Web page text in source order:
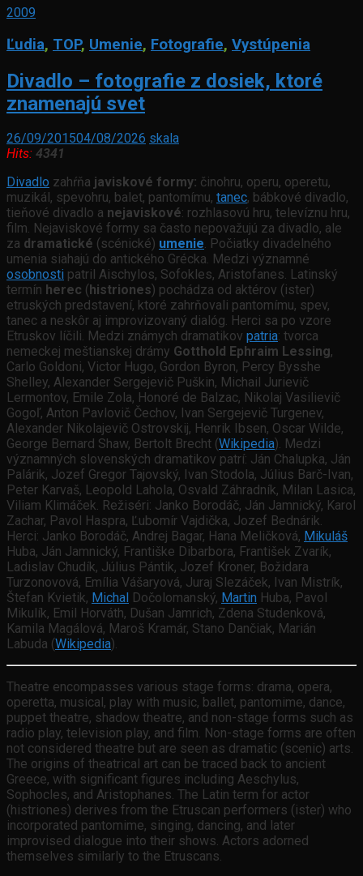
2009
Ľudia, TOP, Umenie, Fotografie, Vystúpenia
Divadlo – fotografie z dosiek, ktoré
znamenajú svet
26/09/201504/08/2026 skala
Hits: 4341
Divadlo zahŕňa javiskové formy: činohru, operu, operetu,
muzikál, spevohru, balet, pantomímu, tanec, bábkové divadlo,
tieňové divadlo a nejaviskové: rozhlasovú hru, televíznu hru,
film. Nejaviskové formy sa často nepovažujú za divadlo, ale
za dramatické (scénické) umenie. Počiatky divadelného
umenia siahajú do antického Grécka. Medzi významné
osobnosti patril Aischylos, Sofokles, Aristofanes. Latinský
termín herec ( histriones) pochádza od aktérov (ister)
etruských predstavení, ktoré zahrňovali pantomímu, spev,
tanec a neskôr aj improvizovaný dialóg. Herci sa po vzore
Etruskov líčili. Medzi známych dramatikov patria: tvorca
nemeckej meštianskej drámy Gotthold Ephraim Lessing,
Carlo Goldoni, Victor Hugo, Gordon Byron, Percy Bysshe
Shelley, Alexander Sergejevič Puškin, Michail Jurievič
Lermontov, Emile Zola, Honoré de Balzac, Nikolaj Vasilievič
Gogoľ, Anton Pavlovič Čechov, Ivan Sergejevič Turgenev,
Alexander Nikolajevič Ostrovskij, Henrik Ibsen, Oscar Wilde,
George Bernard Shaw, Bertolt Brecht (Wikipedia). Medzi
významných slovenských dramatikov patrí: Ján Chalupka, Ján
Palárik, Jozef Gregor Tajovský, Ivan Stodola, Július Barč-Ivan,
Peter Karvaš, Leopold Lahola, Osvald Záhradník, Milan Lasica,
Viliam Klimáček. Režiséri: Janko Borodáč, Ján Jamnický, Karol
Zachar, Pavol Haspra, Ľubomír Vajdička, Jozef Bednárik.
Herci: Janko Borodáč, Andrej Bagar, Hana Meličková, Mikuláš
Huba, Ján Jamnický, Františke Dibarbora, František Zvarík,
Ladislav Chudík, Július Pántik, Jozef Kroner, Božidara
Turzonovová, Emília Vášaryová, Juraj Slezáček, Ivan Mistrík,
Štefan Kvietik, Michal Dočolomanský, Martin Huba, Pavol
Mikulík, Emil Horváth, Dušan Jamrich, Zdena Studenková,
Kamila Magálová, Maroš Kramár, Stano Dančiak, Marián
Labuda (Wikipedia).
Theatre encompasses various stage forms: drama, opera,
operetta, musical, play with music, ballet, pantomime, dance,
puppet theatre, shadow theatre, and non-stage forms such as
radio play, television play, and film. Non-stage forms are often
not considered theatre but are seen as dramatic (scenic) arts.
The origins of theatrical art can be traced back to ancient
Greece, with significant figures including Aeschylus,
Sophocles, and Aristophanes. The Latin term for actor
(histriones) derives from the Etruscan performers (ister) who
incorporated pantomime, singing, dancing, and later
improvised dialogue into their shows. Actors adorned
themselves similarly to the Etruscans.